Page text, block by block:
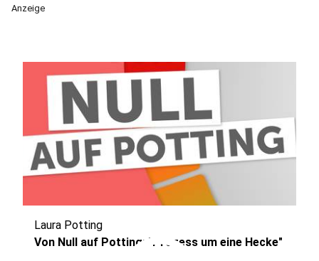
Anzeige
Laura Potting
Von Null auf Potting: "Prozess um eine Hecke"